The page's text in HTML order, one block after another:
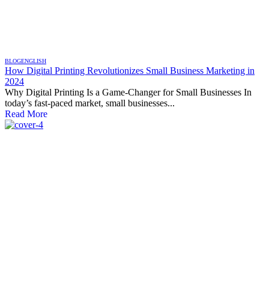
BLOGENGLISH
How Digital Printing Revolutionizes Small Business Marketing in
2024
Why Digital Printing Is a Game-Changer for Small Businesses In
today’s fast-paced market, small businesses...
Read More